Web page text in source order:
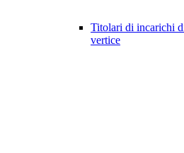
Titolari di incarichi
vertice